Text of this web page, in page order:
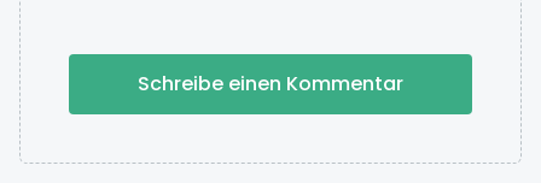
Schreibe einen Kommentar